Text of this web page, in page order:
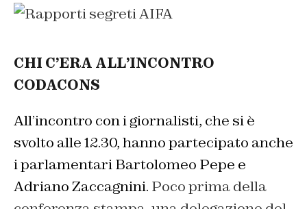
CHI C’ERA ALL’INCONTRO
CODACONS
All’incontro con i giornalisti, che si è
svolto alle 12.30, hanno partecipato anche
i parlamentari Bartolomeo Pepe e
Adriano Zaccagnini. Poco prima della